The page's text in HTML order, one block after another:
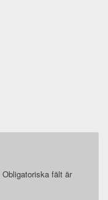
Obligatoriska fält är